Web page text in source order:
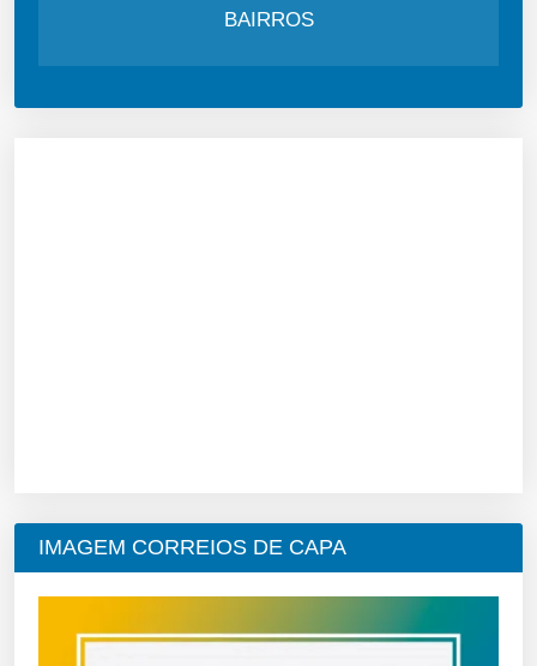
BAIRROS
IMAGEM CORREIOS DE CAPA